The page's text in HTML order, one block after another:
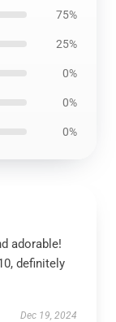
75%
25%
0%
0%
0%
adorable!
definitely
Dec 19, 2024